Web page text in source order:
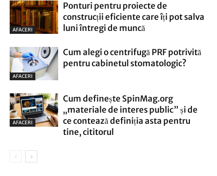
AFACERI
Ponturi pentru proiecte de
construcții eficiente care îți pot salva
luni întregi de muncă
AFACERI
Cum alegi o centrifugă PRF potrivită
pentru cabinetul stomatologic?
AFACERI
Cum definește SpinMag.org
„materiale de interes public” și de
ce contează definiția asta pentru
tine, cititorul